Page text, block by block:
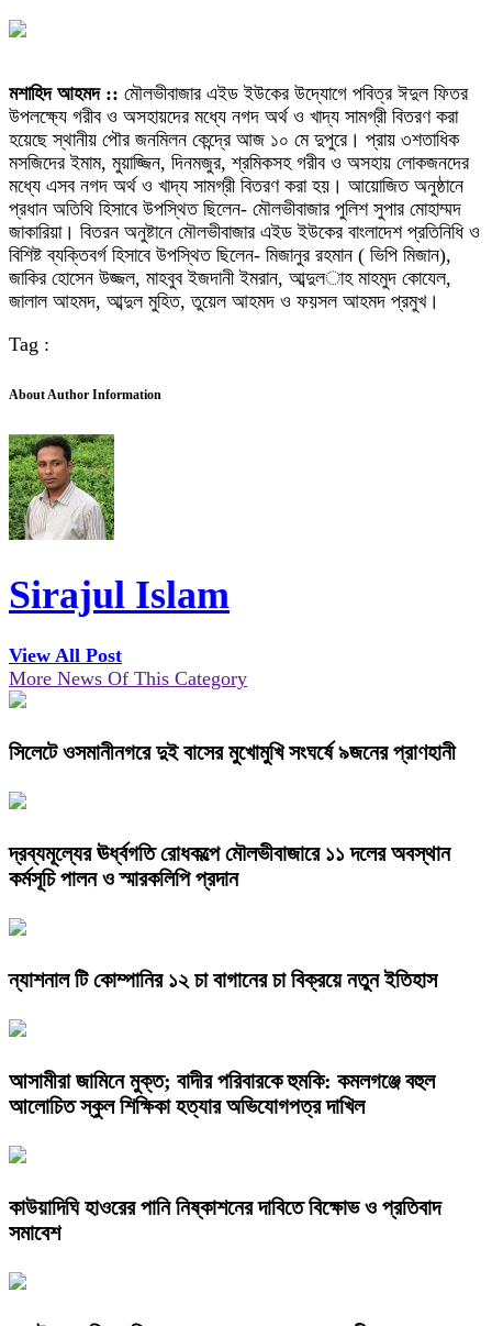
মশাহিদ আহমদ :: মৌলভীবাজার এইড ইউকের উদ্যোগে পবিত্র ঈদুল ফিতর
উপলক্ষ্যে গরীব ও অসহায়দের মধ্যে নগদ অর্থ ও খাদ্য সামগ্রী বিতরণ করা
হয়েছে স্থানীয় পৌর জনমিলন কেন্দ্রে আজ ১০ মে দুপুরে। প্রায় ৩শতাধিক
মসজিদের ইমাম, মুয়াজ্জিন, দিনমজুর, শ্রমিকসহ গরীব ও অসহায় লোকজনদের
মধ্যে এসব নগদ অর্থ ও খাদ্য সামগ্রী বিতরণ করা হয়। আয়োজিত অনুষ্ঠানে
প্রধান অতিথি হিসাবে উপস্থিত ছিলেন- মৌলভীবাজার পুলিশ সুপার মোহাম্মদ
জাকারিয়া। বিতরন অনুষ্টানে মৌলভীবাজার এইড ইউকের বাংলাদেশ প্রতিনিধি ও
বিশিষ্ট ব্যক্তিবর্গ হিসাবে উপস্থিত ছিলেন- মিজানুর রহমান ( ভিপি মিজান),
জাকির হোসেন উজ্জল, মাহবুব ইজদানী ইমরান, আব্দুল­াহ মাহমুদ কোযেল,
জালাল আহমদ, আব্দুল মুহিত, তুয়েল আহমদ ও ফয়সল আহমদ প্রমুখ।
Tag :
About Author Information
Sirajul Islam
View All Post
More News Of This Category
সিলেটে ওসমানীনগরে দুই বাসের মুখোমুখি সংঘর্ষে ৯জনের প্রাণহানী
দ্রব্যমূল্যের ঊর্ধ্বগতি রোধকল্পে মৌলভীবাজারে ১১ দলের অবস্থান
কর্মসূচি পালন ও স্মারকলিপি প্রদান
ন্যাশনাল টি কোম্পানির ১২ চা বাগানের চা বিক্রয়ে নতুন ইতিহাস
আসামীরা জামিনে মুক্ত; বাদীর পরিবারকে হুমকি: কমলগঞ্জে বহুল
আলোচিত স্কুল শিক্ষিকা হত্যার অভিযোগপত্র দাখিল
কাউয়াদিঘি হাওরের পানি নিষ্কাশনের দাবিতে বিক্ষোভ ও প্রতিবাদ
সমাবেশ